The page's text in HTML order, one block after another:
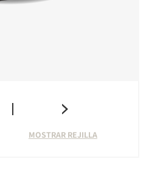
MOSTRAR REJILLA